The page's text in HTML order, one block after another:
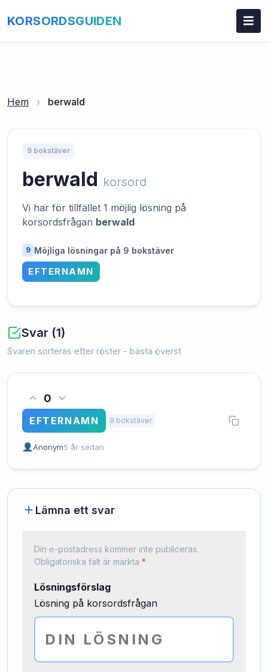
KORSORDSGUIDEN
Hem › berwald
9 bokstäver
berwald korsord
Vi har för tillfället 1 möjlig lösning på
korsordsfrågan berwald
9 Möjliga lösningar på 9 bokstäver
EFTERNAMN
Svar (1)
Svaren sorteras efter röster - bästa överst
0
EFTERNAMN 9 bokstäver
Anonym5 år sedan
Lämna ett svar
Din e-postadress kommer inte publiceras.
Obligatoriska fält är märkta *
Lösningsförslag
Lösning på korsordsfrågan